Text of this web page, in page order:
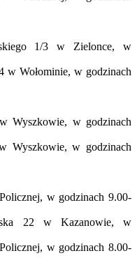
1/3 w Zielonce, w
w Wołominie, w godzinach
Wyszkowie, w godzinach
Wyszkowie, w godzinach
w godzinach 9.00-
22 w Kazanowie, w
w godzinach 8.00-